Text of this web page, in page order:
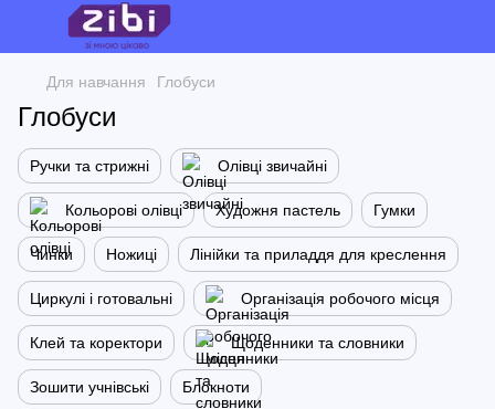
Для навчання Глобуси
Глобуси
Ручки та стрижні Олівці звичайні
Кольорові олівці Художня пастель Гумки
Чинки Ножиці Лінійки та приладдя для креслення
Циркулі і готовальні Організація робочого місця
Клей та коректори Щоденники та словники
Зошити учнівські Блокноти